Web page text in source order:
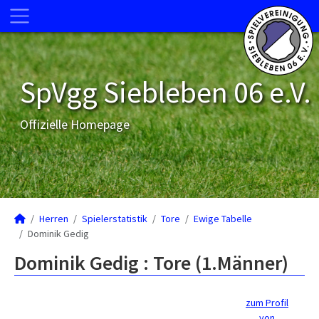
SpVgg Siebleben 06 e.V.
Offizielle Homepage
Herren Spielerstatistik Tore
Ewige Tabelle
Dominik Gedig
Dominik Gedig : Tore (1.Männer)
zum Profil